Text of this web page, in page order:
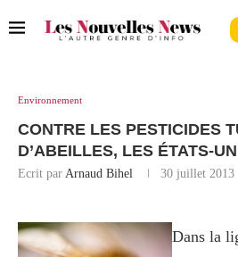
Environnement
CONTRE LES PESTICIDES
D’ABEILLES, LES ÉTATS-
Ecrit par Arnaud Bihel 30 juillet 2013
Dans la